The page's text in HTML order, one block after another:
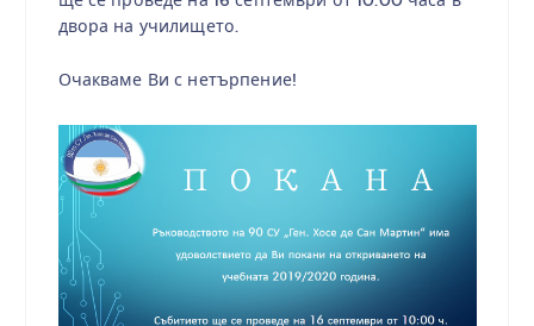
двора на училището.
Очакваме Ви с нетърпение!